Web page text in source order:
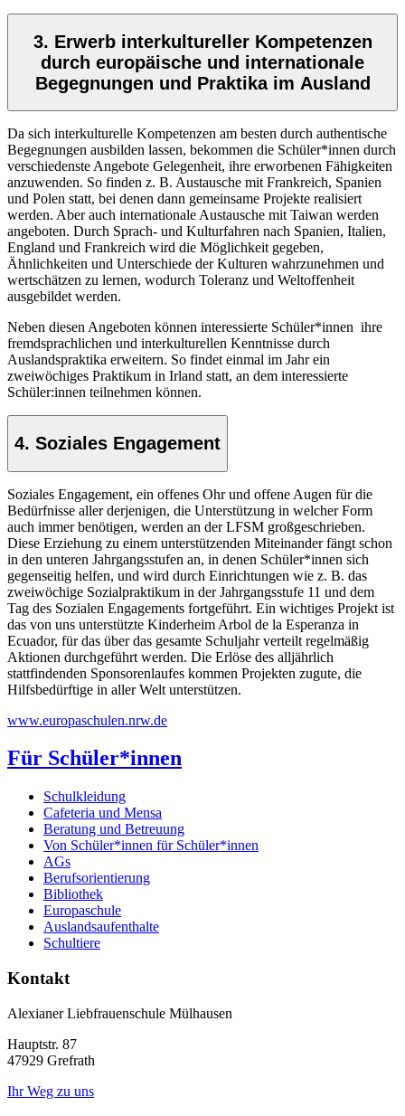
3. Erwerb interkultureller Kompetenzen
durch europäische und internationale
Begegnungen und Praktika im Ausland
Da sich interkulturelle Kompetenzen am besten durch authentische
Begegnungen ausbilden lassen, bekommen die Schüler*innen durch
verschiedenste Angebote Gelegenheit, ihre erworbenen Fähigkeiten
anzuwenden. So finden z. B. Austausche mit Frankreich, Spanien
und Polen statt, bei denen dann gemeinsame Projekte realisiert
werden. Aber auch internationale Austausche mit Taiwan werden
angeboten. Durch Sprach- und Kulturfahren nach Spanien, Italien,
England und Frankreich wird die Möglichkeit gegeben,
Ähnlichkeiten und Unterschiede der Kulturen wahrzunehmen und
wertschätzen zu lernen, wodurch Toleranz und Weltoffenheit
ausgebildet werden.
Neben diesen Angeboten können interessierte Schüler*innen ihre
fremdsprachlichen und interkulturellen Kenntnisse durch
Auslandspraktika erweitern. So findet einmal im Jahr ein
zweiwöchiges Praktikum in Irland statt, an dem interessierte
Schüler:innen teilnehmen können.
4. Soziales Engagement
Soziales Engagement, ein offenes Ohr und offene Augen für die
Bedürfnisse aller derjenigen, die Unterstützung in welcher Form
auch immer benötigen, werden an der LFSM großgeschrieben.
Diese Erziehung zu einem unterstützenden Miteinander fängt schon
in den unteren Jahrgangsstufen an, in denen Schüler*innen sich
gegenseitig helfen, und wird durch Einrichtungen wie z. B. das
zweiwöchige Sozialpraktikum in der Jahrgangsstufe 11 und dem
Tag des Sozialen Engagements fortgeführt. Ein wichtiges Projekt ist
das von uns unterstützte Kinderheim Arbol de la Esperanza in
Ecuador, für das über das gesamte Schuljahr verteilt regelmäßig
Aktionen durchgeführt werden. Die Erlöse des alljährlich
stattfindenden Sponsorenlaufes kommen Projekten zugute, die
Hilfsbedürftige in aller Welt unterstützen.
www.europaschulen.nrw.de
Für Schüler*innen
Schulkleidung
Cafeteria und Mensa
Beratung und Betreuung
Von Schüler*innen für Schüler*innen
AGs
Berufsorientierung
Bibliothek
Europaschule
Auslandsaufenthalte
Schultiere
Kontakt
Alexianer Liebfrauenschule Mülhausen
Hauptstr. 87
47929 Grefrath
Ihr Weg zu uns